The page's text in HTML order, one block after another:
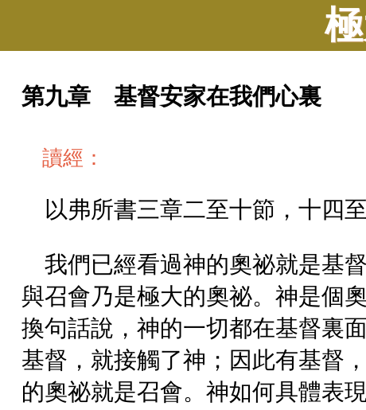
第九章 基督安家在我們心裏
讀經：
以弗所書三章二至十節，十四至
我們已經看過神的奧祕就是基
與召會乃是極大的奧祕。神是個
換句話說，神的一切都在基督裏
基督，就接觸了神；因此有基督
的奧祕就是召會。神如何具體表